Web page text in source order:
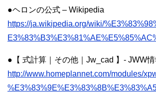
●ヘロンの公式 – Wikipedia
https://ja.wikipedia.org/wiki/
●【 式計算｜その他｜Jw_cad 】- JWW
http://www.homeplannet.com/modules/